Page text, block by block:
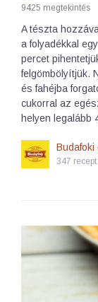
9425 megtekintés
A tészta
a folyadékkal
percet
felgömbölyítjük.
és fahéjba
cukorral az
helyen legalább
347 recept